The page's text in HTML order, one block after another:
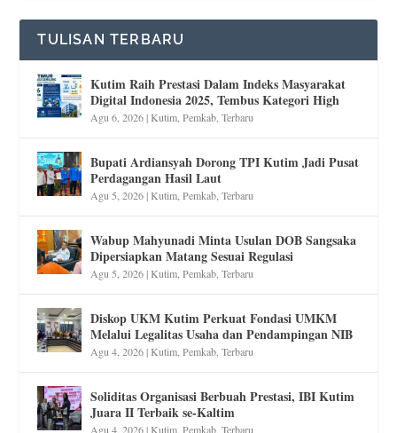
TULISAN TERBARU
Kutim Raih Prestasi Dalam Indeks Masyarakat
Digital Indonesia 2025, Tembus Kategori High
Agu 6, 2026|Kutim ,Pemkab ,Terbaru
Bupati Ardiansyah Dorong TPI Kutim Jadi Pusat
Perdagangan Hasil Laut
Agu 5, 2026|Kutim ,Pemkab ,Terbaru
Wabup Mahyunadi Minta Usulan DOB Sangsaka
Dipersiapkan Matang Sesuai Regulasi
Agu 5, 2026|Kutim ,Pemkab ,Terbaru
Diskop UKM Kutim Perkuat Fondasi UMKM
Melalui Legalitas Usaha dan Pendampingan NIB
Agu 4, 2026|Kutim ,Pemkab ,Terbaru
Soliditas Organisasi Berbuah Prestasi, IBI Kutim
Juara II Terbaik se-Kaltim
Agu 4, 2026|Kutim ,Pemkab ,Terbaru